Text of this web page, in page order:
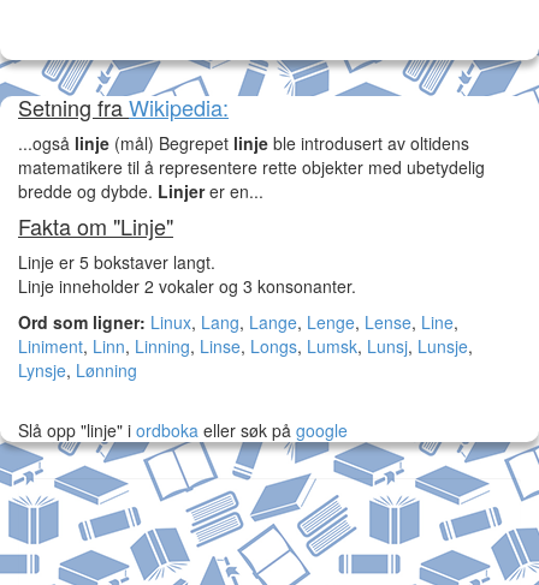
Setning fraWikipedia:
...også linje (mål) Begrepet linje ble introdusert av oltidens
matematikere til å representere rette objekter med ubetydelig
bredde og dybde. Linjerer en...
Fakta om "Linje"
Linje er 5 bokstaver langt.
Linje inneholder 2 vokaler og 3 konsonanter.
Ord som ligner: Linux, Lang, Lange, Lenge, Lense, Line,
Liniment, Linn, Linning, Linse, Longs, Lumsk, Lunsj, Lunsje,
Lynsje, Lønning
Slå opp "linje" i ordboka eller søk på google